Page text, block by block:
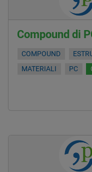
Compound di
COMPOUND
MATERIALI
PC